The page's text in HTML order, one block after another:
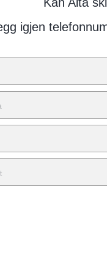
igjen